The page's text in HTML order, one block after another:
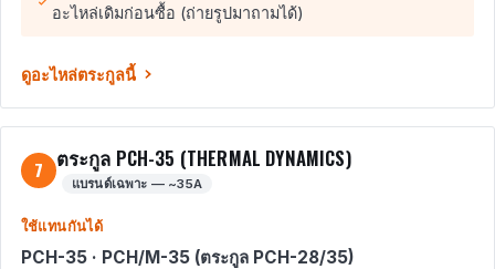
อะไหล่เดิมก่อนซื้อ (ถ่ายรูปมาถามได้)
ดูอะไหล่ตระกูลนี้
7 ตระกูล PCH-35 (THERMAL DYNAMICS)
แบรนด์เฉพาะ — ~35A
ใช้แทนกันได้
PCH-35 · PCH/M-35 (ตระกูล PCH-28/35)